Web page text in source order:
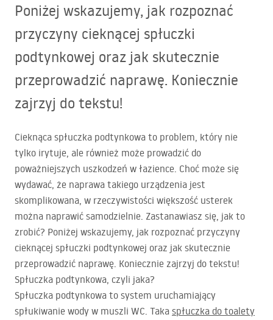
Poniżej wskazujemy, jak rozpoznać
przyczyny cieknącej spłuczki
podtynkowej oraz jak skutecznie
przeprowadzić naprawę. Koniecznie
zajrzyj do tekstu!
Cieknąca spłuczka podtynkowa to problem, który nie
tylko irytuje, ale również może prowadzić do
poważniejszych uszkodzeń w łazience. Choć może się
wydawać, że naprawa takiego urządzenia jest
skomplikowana, w rzeczywistości większość usterek
można naprawić samodzielnie. Zastanawiasz się, jak to
zrobić? Poniżej wskazujemy, jak rozpoznać przyczyny
cieknącej spłuczki podtynkowej oraz jak skutecznie
przeprowadzić naprawę. Koniecznie zajrzyj do tekstu!
Spłuczka podtynkowa, czyli jaka?
Spłuczka podtynkowa to system uruchamiający
spłukiwanie wody w muszli WC. Taka spłuczka do toalety